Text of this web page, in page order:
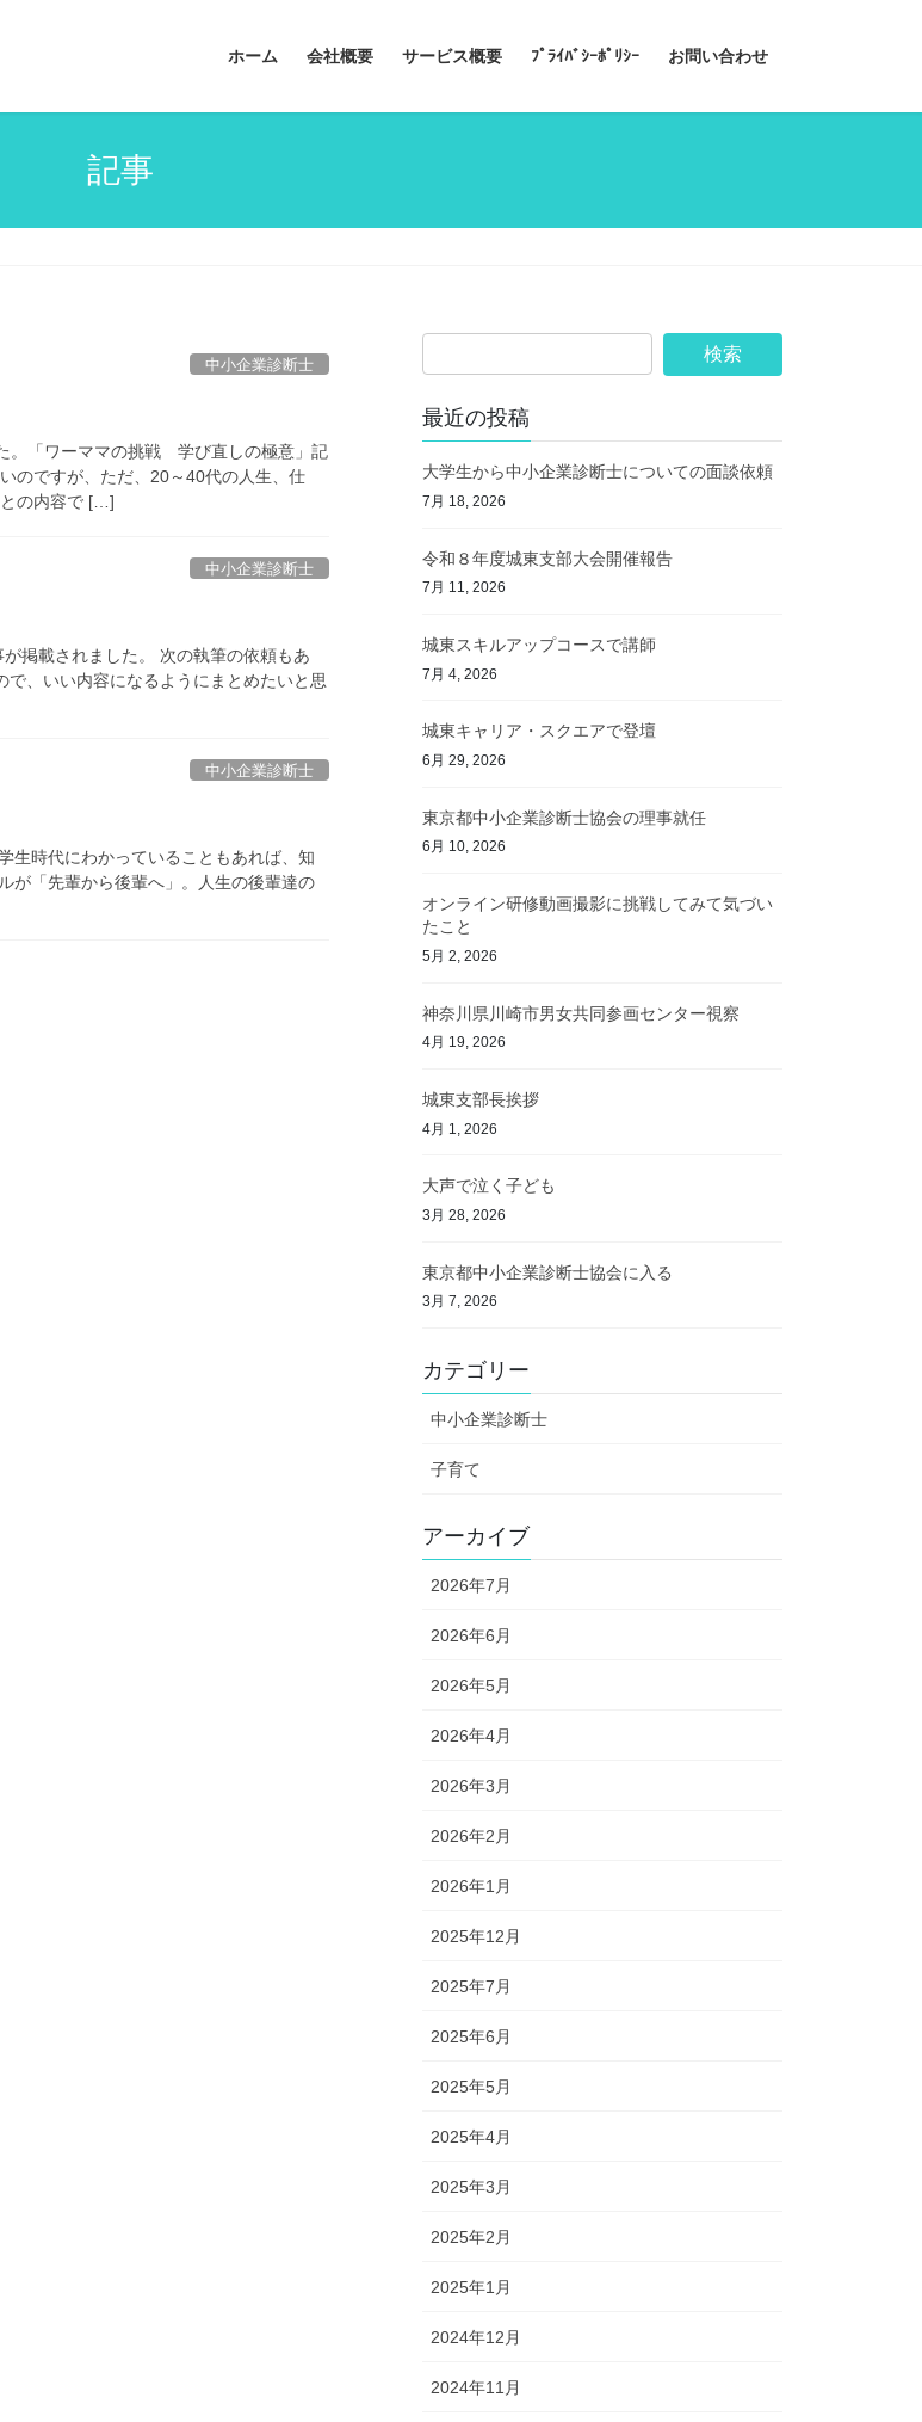
ホーム 会社概要 サービス概要 ﾌﾟﾗｲﾊﾞｼｰﾎﾟﾘｼｰ お問い合わせ
記事
中小企業診断士
。「ワーママの挑戦 学び直しの極意」記
のですが、ただ、20～40代の人生、仕
の内容で […]
中小企業診断士
掲載されました。 次の執筆の依頼もあ
、いい内容になるようにまとめたいと思
中小企業診断士
生時代にわかっていることもあれば、知
が「先輩から後輩へ」。人生の後輩達の
最近の投稿
大学生から中小企業診断士についての面談依頼
7月 18, 2026
令和８年度城東支部大会開催報告
7月 11, 2026
城東スキルアップコースで講師
7月 4, 2026
城東キャリア・スクエアで登壇
6月 29, 2026
東京都中小企業診断士協会の理事就任
6月 10, 2026
オンライン研修動画撮影に挑戦してみて気づい
たこと
5月 2, 2026
神奈川県川崎市男女共同参画センター視察
4月 19, 2026
城東支部長挨拶
4月 1, 2026
大声で泣く子ども
3月 28, 2026
東京都中小企業診断士協会に入る
3月 7, 2026
カテゴリー
中小企業診断士
子育て
アーカイブ
2026年7月
2026年6月
2026年5月
2026年4月
2026年3月
2026年2月
2026年1月
2025年12月
2025年7月
2025年6月
2025年5月
2025年4月
2025年3月
2025年2月
2025年1月
2024年12月
2024年11月